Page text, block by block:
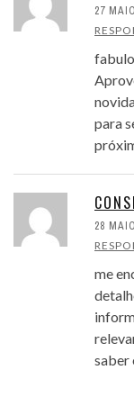
27
para
28
me
saber